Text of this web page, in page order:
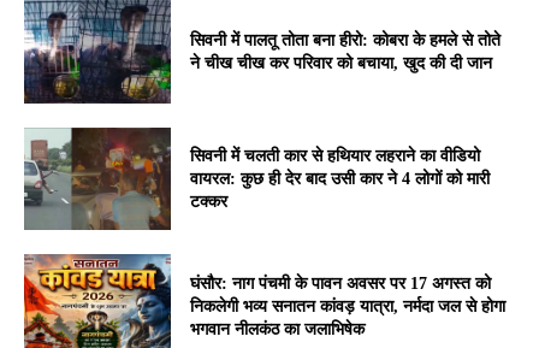
सिवनी में पालतू तोता बना हीरो: कोबरा के हमले से तोते
ने चीख चीख कर परिवार को बचाया, खुद की दी जान
सिवनी में चलती कार से हथियार लहराने का वीडियो
वायरल: कुछ ही देर बाद उसी कार ने 4 लोगों को मारी
टक्कर
घंसौर: नाग पंचमी के पावन अवसर पर 17 अगस्त को
निकलेगी भव्य सनातन कांवड़ यात्रा, नर्मदा जल से होगा
भगवान नीलकंठ का जलाभिषेक